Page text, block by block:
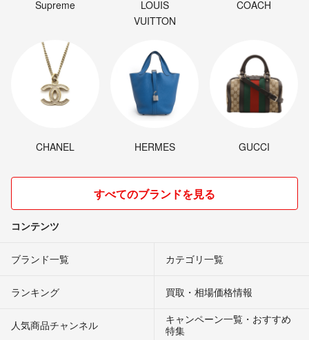
Supreme
LOUIS
VUITTON
COACH
CHANEL HERMES GUCCI
すべてのブランドを見る
コンテンツ
ブランド一覧 カテゴリ一覧
ランキング 買取・相場価格情報
人気商品チャンネル
キャンペーン一覧・おすすめ
特集